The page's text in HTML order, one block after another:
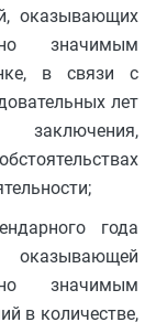
оказывающих
значимым
в связи с
лет
заключения,
года
значимым
в количестве,